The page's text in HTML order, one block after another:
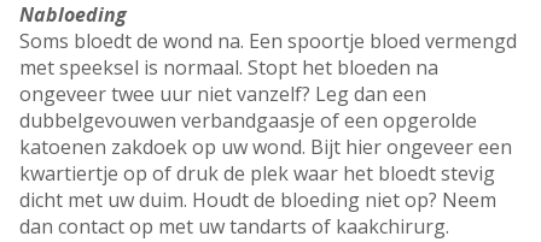
Nabloeding
Soms bloedt de wond na. Een spoortje bloed vermengd
met speeksel is normaal. Stopt het bloeden na
ongeveer twee uur niet vanzelf? Leg dan een
dubbelgevouwen verbandgaasje of een opgerolde
katoenen zakdoek op uw wond. Bijt hier ongeveer een
kwartiertje op of druk de plek waar het bloedt stevig
dicht met uw duim. Houdt de bloeding niet op? Neem
dan contact op met uw tandarts of kaakchirurg.